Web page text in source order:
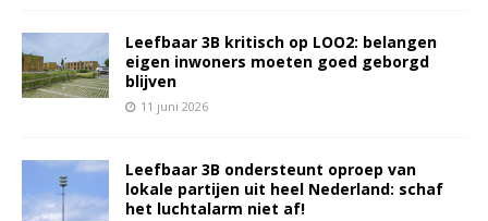
Leefbaar 3B kritisch op LOO2: belangen
eigen inwoners moeten goed geborgd
blijven
11 juni 2026
Leefbaar 3B ondersteunt oproep van
lokale partijen uit heel Nederland: schaf
het luchtalarm niet af!